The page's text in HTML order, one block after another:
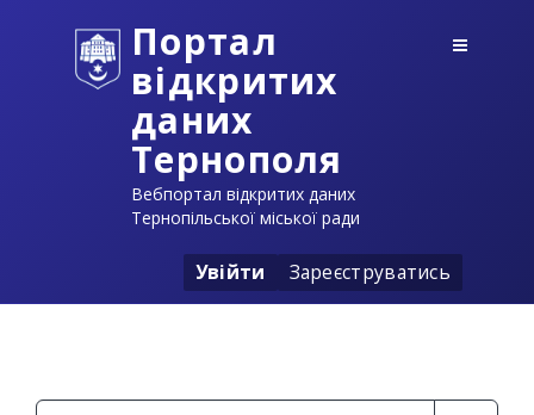
Портал
відкритих
даних
Тернополя
Вебпортал відкритих даних
Тернопільської міської ради
Увійти Зареєструватись